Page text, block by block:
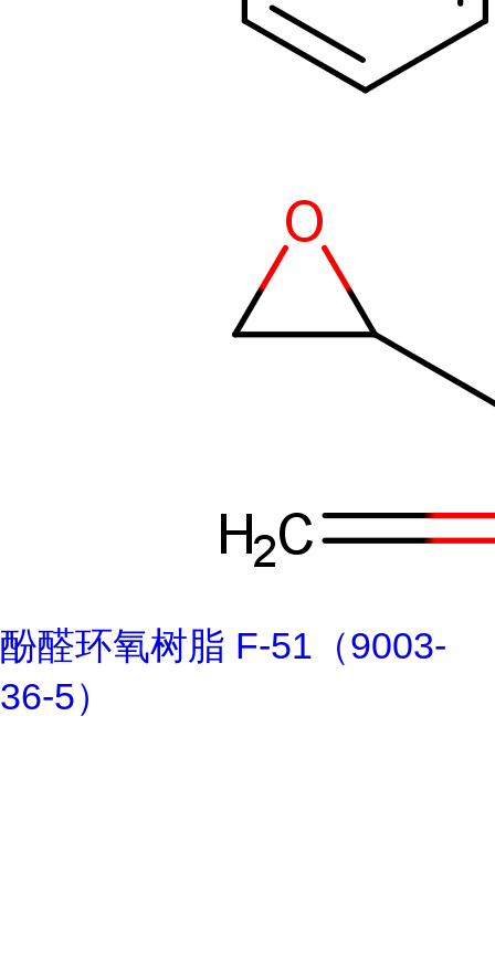
酚醛环氧树脂 F-51（9003-
36-5）